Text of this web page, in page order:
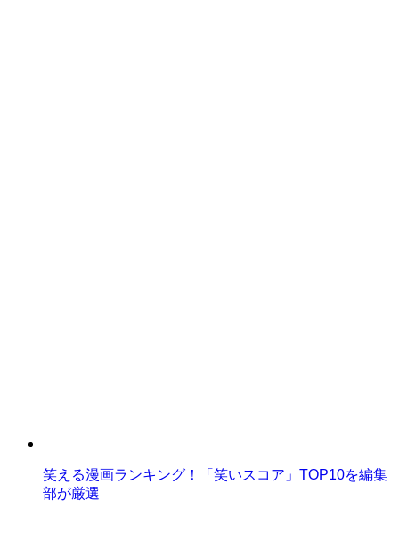
笑える漫画ランキング！「笑いスコア」TOP10を編集
部が厳選